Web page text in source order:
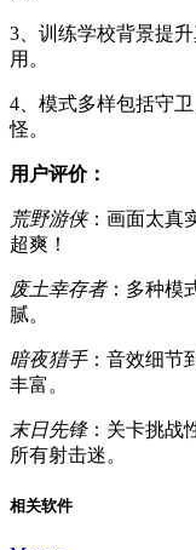
3、训练学校背景提
用。
4、模式多样包括守
怪。
用户评价：
荒野游侠：画面太真
超爽！
废土幸存者：多种模
腻。
暗夜猎手：音效细节
丰富。
末日先锋：关卡挑战
所有射击迷。
相关软件